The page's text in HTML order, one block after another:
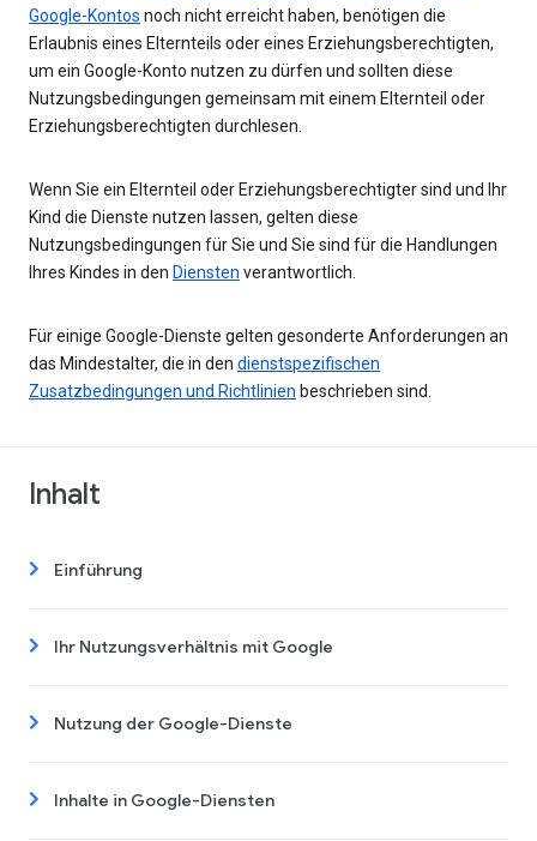
Google-Kontos noch nicht erreicht haben, benötigen die
Erlaubnis eines Elternteils oder eines Erziehungsberechtigten,
um ein Google-Konto nutzen zu dürfen und sollten diese
Nutzungsbedingungen gemeinsam mit einem Elternteil oder
Erziehungsberechtigten durchlesen.
Wenn Sie ein Elternteil oder Erziehungsberechtigter sind und Ihr
Kind die Dienste nutzen lassen, gelten diese
Nutzungsbedingungen für Sie und Sie sind für die Handlungen
Ihres Kindes in den Diensten verantwortlich.
Für einige Google-Dienste gelten gesonderte Anforderungen an
das Mindestalter, die in den dienstspezifischen
Zusatzbedingungen und Richtlinien beschrieben sind.
Inhalt
Einführung
Ihr Nutzungsverhältnis mit Google
Nutzung der Google-Dienste
Inhalte in Google-Diensten